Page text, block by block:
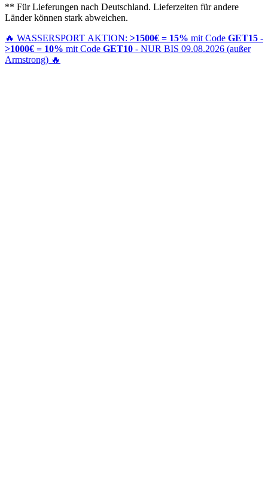
** Für Lieferungen nach Deutschland. Lieferzeiten für andere
Länder können stark abweichen.
🔥 WASSERSPORT AKTION: >1500€ = 15% mit Code GET15 -
>1000€ = 10% mit Code GET10 - NUR BIS 09.08.2026 (außer
Armstrong) 🔥